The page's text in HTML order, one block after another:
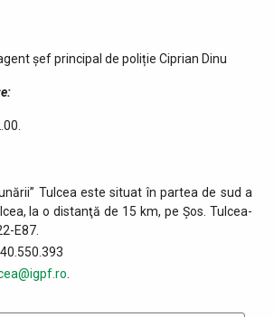
șef principal de poliție Ciprian Dinu
Tulcea este situat în partea de sud a
la o distanţă de 15 km, pe Şos. Tulcea-
E87.